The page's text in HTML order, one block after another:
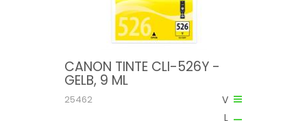
CANON TINTE CLI-526Y -
GELB, 9 ML
V
L
25462